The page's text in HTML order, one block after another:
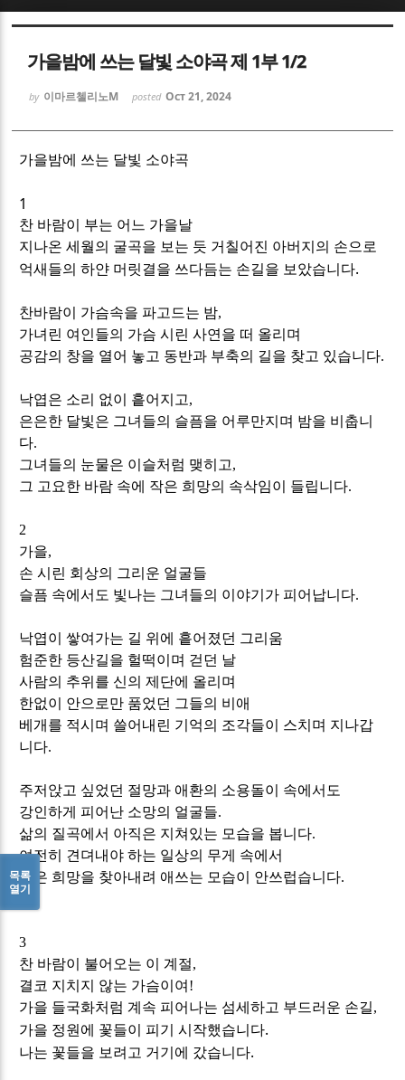
가을밤에 쓰는 달빛 소야곡 제 1부 1/2
by 이마르첼리노M posted Oct 21, 2024
가을밤에 쓰는 달빛 소야곡
1
찬 바람이 부는 어느 가을날
지나온 세월의 굴곡을 보는 듯 거칠어진 아버지의 손으로
억새들의 하얀 머릿결을 쓰다듬는 손길을 보았습니다.
찬바람이 가슴속을 파고드는 밤,
가녀린 여인들의 가슴 시린 사연을 떠 올리며
공감의 창을 열어 놓고 동반과 부축의 길을 찾고 있습니다.
낙엽은 소리 없이 흩어지고,
은은한 달빛은 그녀들의 슬픔을 어루만지며 밤을 비춥니
다.
그녀들의 눈물은 이슬처럼 맺히고,
그 고요한 바람 속에 작은 희망의 속삭임이 들립니다.
2
가을,
손 시린 회상의 그리운 얼굴들
슬픔 속에서도 빛나는 그녀들의 이야기가 피어납니다.
낙엽이 쌓여가는 길 위에 흩어졌던 그리움
험준한 등산길을 헐떡이며 걷던 날
사람의 추위를 신의 제단에 올리며
한없이 안으로만 품었던 그들의 비애
베개를 적시며 쓸어내린 기억의 조각들이 스치며 지나갑
니다.
주저앉고 싶었던 절망과 애환의 소용돌이 속에서도
강인하게 피어난 소망의 얼굴들.
삶의 질곡에서 아직은 지쳐있는 모습을 봅니다.
여전히 견뎌내야 하는 일상의 무게 속에서
작은 희망을 찾아내려 애쓰는 모습이 안쓰럽습니다.
3
찬 바람이 불어오는 이 계절,
결코 지치지 않는 가슴이여 !
가을 들국화처럼 계속 피어나는 섬세하고 부드러운 손길,
가을 정원에 꽃들이 피기 시작했습니다.
나는 꽃들을 보려고 거기에 갔습니다.
목록
열기
Sketchbook5, 스케치북5
Sketchbook5, 스케치북5
Sketchbook5, 스케치북5
Sketchbook5, 스케치북5